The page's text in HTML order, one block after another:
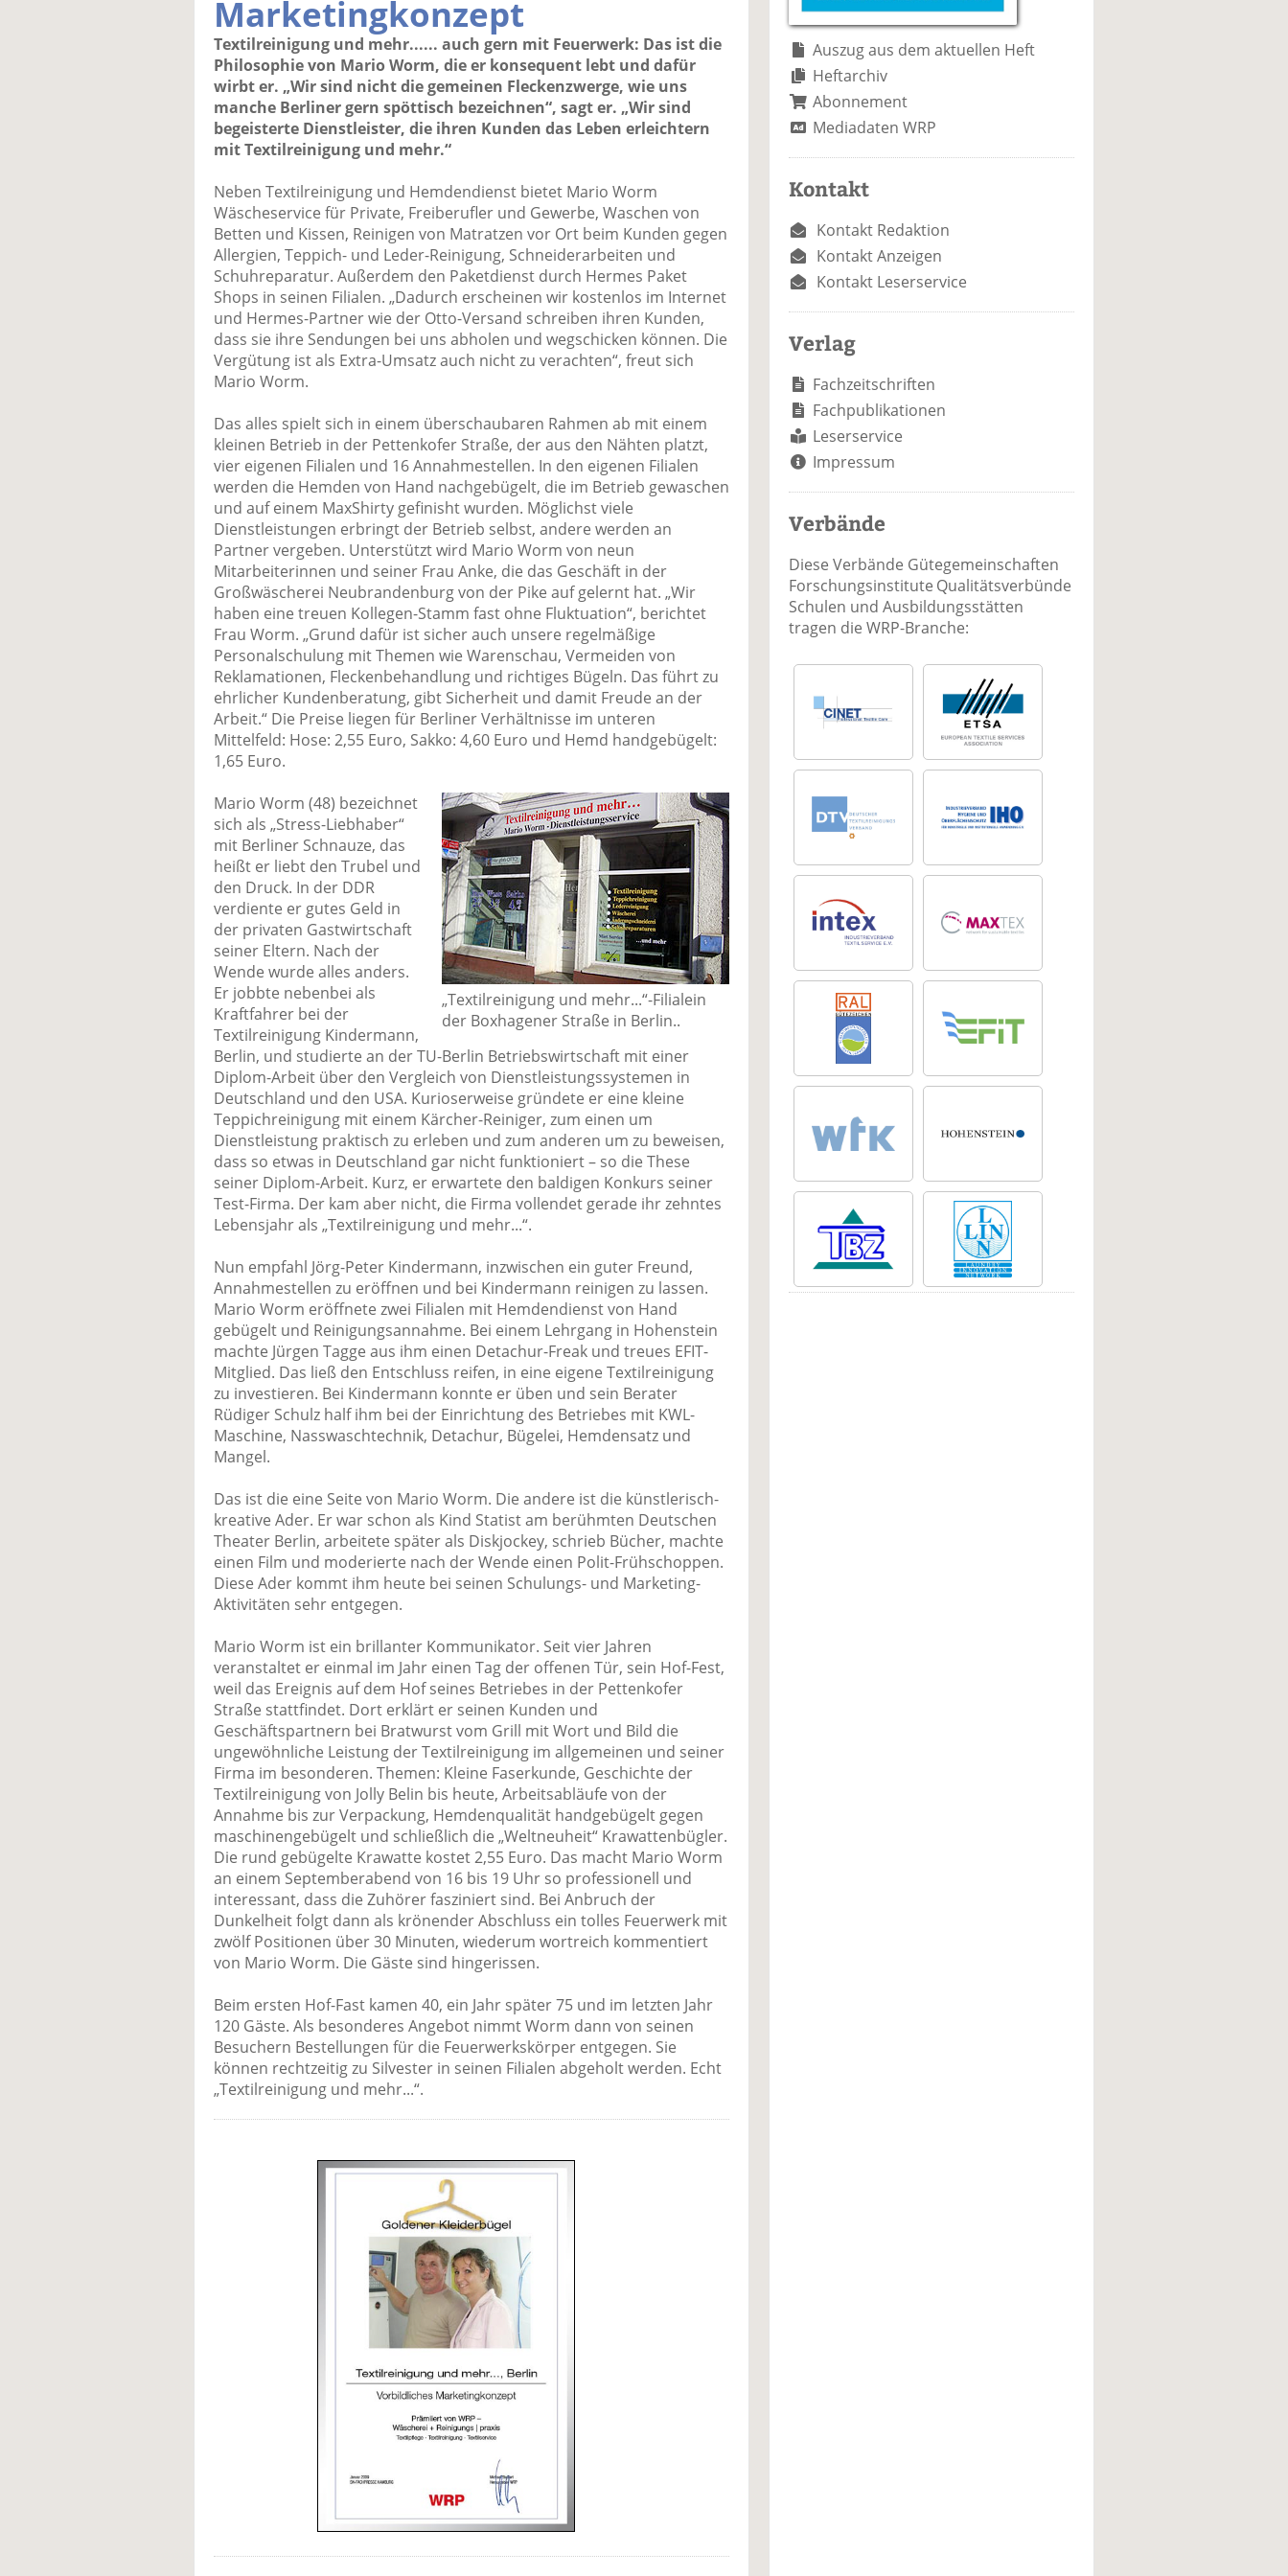
Marketingkonzept
Textilreinigung und mehr...... auch gern mit Feuerwerk: Das ist die
Philosophie von Mario Worm, die er konsequent lebt und dafür
wirbt er. „Wir sind nicht die gemeinen Fleckenzwerge, wie uns
manche Berliner gern spöttisch bezeichnen“, sagt er. „Wir sind
begeisterte Dienstleister, die ihren Kunden das Leben erleichtern
mit Textilreinigung und mehr.“
Neben Textilreinigung und Hemdendienst bietet Mario Worm
Wäscheservice für Private, Freiberufler und Gewerbe, Waschen von
Betten und Kissen, Reinigen von Matratzen vor Ort beim Kunden gegen
Allergien, Teppich- und Leder-Reinigung, Schneiderarbeiten und
Schuhreparatur. Außerdem den Paketdienst durch Hermes Paket
Shops in seinen Filialen. „Dadurch erscheinen wir kostenlos im Internet
und Hermes-Partner wie der Otto-Versand schreiben ihren Kunden,
dass sie ihre Sendungen bei uns abholen und wegschicken können. Die
Vergütung ist als Extra-Umsatz auch nicht zu verachten“, freut sich
Mario Worm.
Das alles spielt sich in einem überschaubaren Rahmen ab mit einem
kleinen Betrieb in der Pettenkofer Straße, der aus den Nähten platzt,
vier eigenen Filialen und 16 Annahmestellen. In den eigenen Filialen
werden die Hemden von Hand nachgebügelt, die im Betrieb gewaschen
und auf einem MaxShirty gefinisht wurden. Möglichst viele
Dienstleistungen erbringt der Betrieb selbst, andere werden an
Partner vergeben. Unterstützt wird Mario Worm von neun
Mitarbeiterinnen und seiner Frau Anke, die das Geschäft in der
Großwäscherei Neubrandenburg von der Pike auf gelernt hat. „Wir
haben eine treuen Kollegen-Stamm fast ohne Fluktuation“, berichtet
Frau Worm. „Grund dafür ist sicher auch unsere regelmäßige
Personalschulung mit Themen wie Warenschau, Vermeiden von
Reklamationen, Fleckenbehandlung und richtiges Bügeln. Das führt zu
ehrlicher Kundenberatung, gibt Sicherheit und damit Freude an der
Arbeit.“ Die Preise liegen für Berliner Verhältnisse im unteren
Mittelfeld: Hose: 2,55 Euro, Sakko: 4,60 Euro und Hemd handgebügelt:
1,65 Euro.
„Textilreinigung und mehr...“-Filialein
der Boxhagener Straße in Berlin..
Mario Worm (48) bezeichnet
sich als „Stress-Liebhaber“
mit Berliner Schnauze, das
heißt er liebt den Trubel und
den Druck. In der DDR
verdiente er gutes Geld in
der privaten Gastwirtschaft
seiner Eltern. Nach der
Wende wurde alles anders.
Er jobbte nebenbei als
Kraftfahrer bei der
Textilreinigung Kindermann,
Berlin, und studierte an der TU-Berlin Betriebswirtschaft mit einer
Diplom-Arbeit über den Vergleich von Dienstleistungssystemen in
Deutschland und den USA. Kurioserweise gründete er eine kleine
Teppichreinigung mit einem Kärcher-Reiniger, zum einen um
Dienstleistung praktisch zu erleben und zum anderen um zu beweisen,
dass so etwas in Deutschland gar nicht funktioniert – so die These
seiner Diplom-Arbeit. Kurz, er erwartete den baldigen Konkurs seiner
Test-Firma. Der kam aber nicht, die Firma vollendet gerade ihr zehntes
Lebensjahr als „Textilreinigung und mehr...“.
Nun empfahl Jörg-Peter Kindermann, inzwischen ein guter Freund,
Annahmestellen zu eröffnen und bei Kindermann reinigen zu lassen.
Mario Worm eröffnete zwei Filialen mit Hemdendienst von Hand
gebügelt und Reinigungsannahme. Bei einem Lehrgang in Hohenstein
machte Jürgen Tagge aus ihm einen Detachur-Freak und treues EFIT-
Mitglied. Das ließ den Entschluss reifen, in eine eigene Textilreinigung
zu investieren. Bei Kindermann konnte er üben und sein Berater
Rüdiger Schulz half ihm bei der Einrichtung des Betriebes mit KWL-
Maschine, Nasswaschtechnik, Detachur, Bügelei, Hemdensatz und
Mangel.
Das ist die eine Seite von Mario Worm. Die andere ist die künstlerisch-
kreative Ader. Er war schon als Kind Statist am berühmten Deutschen
Theater Berlin, arbeitete später als Diskjockey, schrieb Bücher, machte
einen Film und moderierte nach der Wende einen Polit-Frühschoppen.
Diese Ader kommt ihm heute bei seinen Schulungs- und Marketing-
Aktivitäten sehr entgegen.
Mario Worm ist ein brillanter Kommunikator. Seit vier Jahren
veranstaltet er einmal im Jahr einen Tag der offenen Tür, sein Hof-Fest,
weil das Ereignis auf dem Hof seines Betriebes in der Pettenkofer
Straße stattfindet. Dort erklärt er seinen Kunden und
Geschäftspartnern bei Bratwurst vom Grill mit Wort und Bild die
ungewöhnliche Leistung der Textilreinigung im allgemeinen und seiner
Firma im besonderen. Themen: Kleine Faserkunde, Geschichte der
Textilreinigung von Jolly Belin bis heute, Arbeitsabläufe von der
Annahme bis zur Verpackung, Hemdenqualität handgebügelt gegen
maschinengebügelt und schließlich die „Weltneuheit“ Krawattenbügler.
Die rund gebügelte Krawatte kostet 2,55 Euro. Das macht Mario Worm
an einem September­abend von 16 bis 19 Uhr so professionell und
interessant, dass die Zuhörer fasziniert sind. Bei Anbruch der
Dunkelheit folgt dann als krönender Abschluss ein tolles Feuerwerk mit
zwölf Posi­tionen über 30 Minuten, wiederum wortreich kommentiert
von Mario Worm. Die Gäste sind hingerissen.
Beim ersten Hof-Fast kamen 40, ein Jahr später 75 und im letzten Jahr
120 Gäste. Als besonderes Angebot nimmt Worm dann von seinen
Besuchern Bestellungen für die Feuerwerkskörper entgegen. Sie
können rechtzeitig zu Silvester in seinen Filialen abgeholt werden. Echt
„Textilreinigung und mehr...“.
Auszug aus dem aktuellen Heft
Heftarchiv
Abonnement
Mediadaten WRP
Kontakt
Kontakt Redaktion
Kontakt Anzeigen
Kontakt Leserservice
Verlag
Fachzeitschriften
Fachpublikationen
Leserservice
Impressum
Verbände
Diese Verbände Gütegemeinschaften
Forschungsinstitute Qualitätsverbünde
Schulen und Ausbildungsstätten
tragen die WRP-Branche: